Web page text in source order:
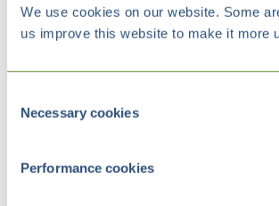
We use cookies on our website. Some
us improve this website to make it more
Selection
Necessary cookies
Performance cookies